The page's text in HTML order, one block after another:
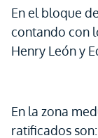
En el bloque
contando con
Henry León y
En la zona
ratificados